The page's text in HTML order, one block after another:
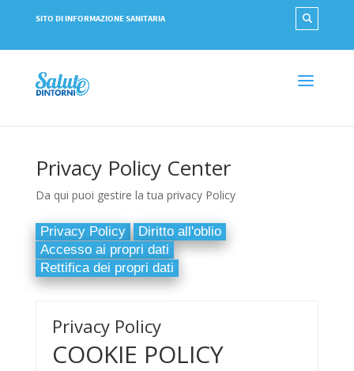
SITO DI INFORMAZIONE SANITARIA
Privacy Policy Center
Da qui puoi gestire la tua privacy Policy
Privacy Policy
Diritto all'oblio
Accesso ai propri dati
Rettifica dei propri dati
Privacy Policy
COOKIE POLICY